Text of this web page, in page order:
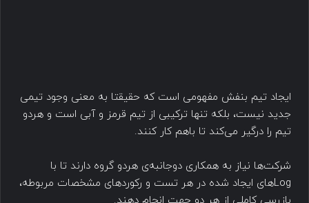
ایجاد تیم بنفش مفهومی است که حقیقتا به معنی وجود تیمی
جدید نیست، بلکه تنها ترکیبی از تیم قرمز و آبی است و هردو
تیم را درگیر می‌کند تا باهم کار کنند.
شرکت‌ها نیاز به همکاری دوجانبه‌ی هردو گروه دارند تا با
Logهای ایجاد شده در هر تست و رکوردهای مشخصات مربوطه،